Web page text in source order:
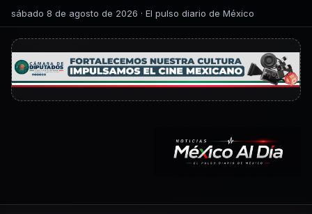
sábado 8 de agosto de 2026 · El pulso diario de México